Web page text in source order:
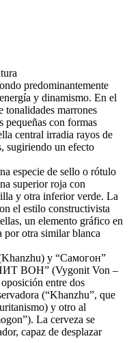
predominantemente
y dinamismo. En el
tonalidades marrones
pequeñas con formas
central irradia rayos de
sugiriendo un efecto
especie de sello o rótulo
superior roja con
y otra inferior verde. La
el estilo constructivista
un elemento gráfico en
por otra similar blanca
y “Самогон”
ВОН” (Vygonit Von –
entre dos
(“Khanzhu”, que
y otro al
La cerveza se
capaz de desplazar